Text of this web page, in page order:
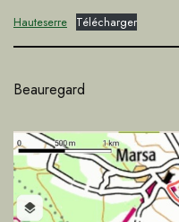
Hauteserre Télécharger
Beauregard